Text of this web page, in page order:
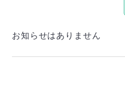
お知らせはありません